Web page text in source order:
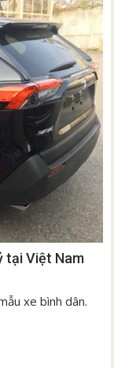
tại Việt Nam
xe bình dân.